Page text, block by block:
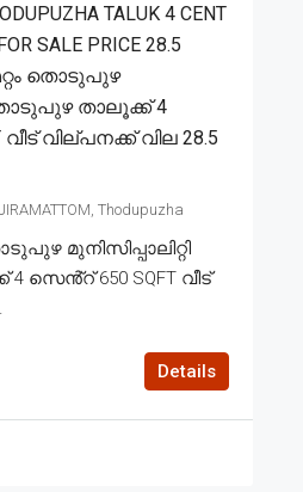
TALUK 4 CENT
SALE PRICE 28.5
തൊടുപുഴ
തൊടുപുഴ താലൂക്ക് 4
വില്പനക്ക് വില 28.5
Thodupuzha
മുനിസിപ്പാലിറ്റി
650 SQFT വീട്
Details